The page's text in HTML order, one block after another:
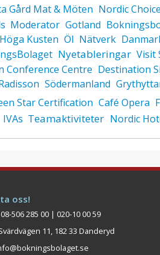
Gård Mat & Möten Nordic
Moderator Gotland
Höga Kusten Öl Nätverk
Nyetableringar Visit
Conference Centre Destination
Södermanland
Star Certification Café Opera
IVAs Teamaktiviteter Nordic
oss!
506 285 00 | 020-10 00 59
11, 182 33 Danderyd